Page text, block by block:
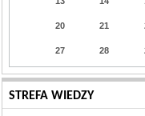
20 21
27 28
STREFA WIEDZY